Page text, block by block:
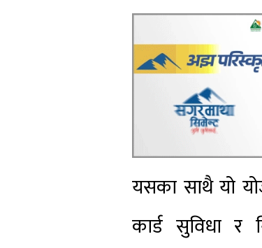
यसका साथै यो
कार्ड सुविधा र